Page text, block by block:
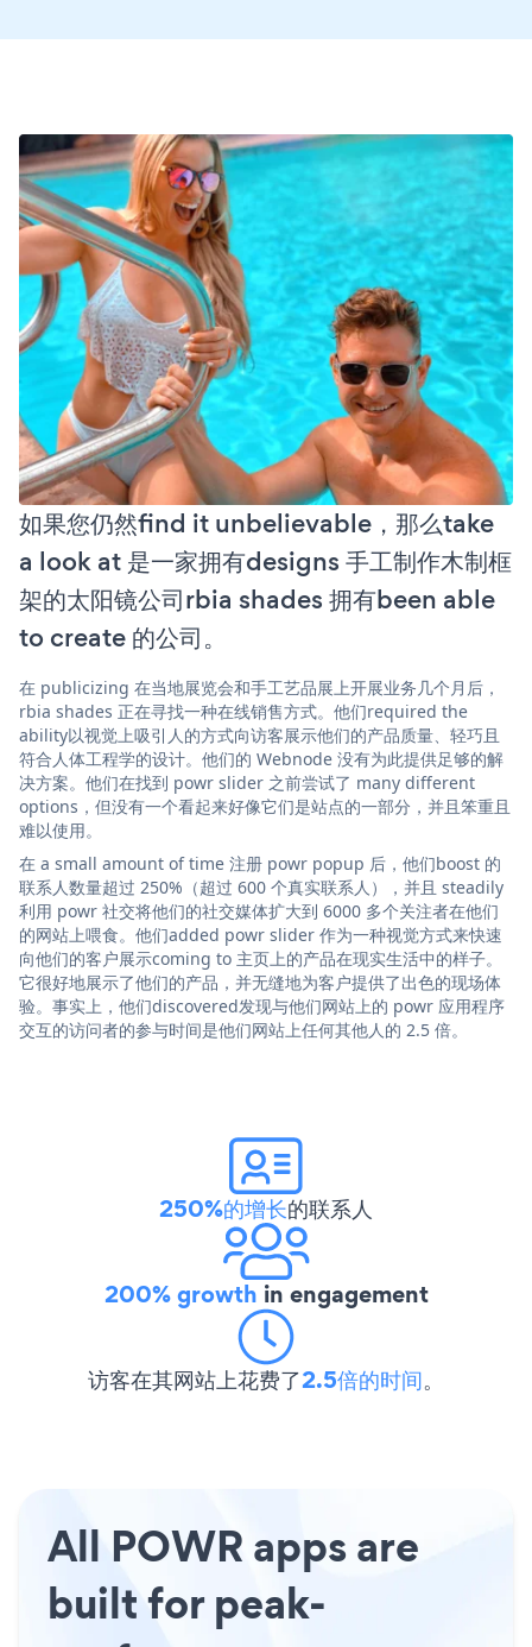
如果您仍然find it unbelievable，那么take
a look at 是一家拥有designs 手工制作木制框
架的太阳镜公司rbia shades 拥有been able
to create 的公司。
在 publicizing 在当地展览会和手工艺品展上开展业务几个月后，
rbia shades 正在寻找一种在线销售方式。他们required the
ability以视觉上吸引人的方式向访客展示他们的产品质量、轻巧且
符合人体工程学的设计。他们的 Webnode 没有为此提供足够的解
决方案。他们在找到 powr slider 之前尝试了 many different
options，但没有一个看起来好像它们是站点的一部分，并且笨重且
难以使用。
在 a small amount of time 注册 powr popup 后，他们boost 的
联系人数量超过 250%（超过 600 个真实联系人），并且 steadily
利用 powr 社交将他们的社交媒体扩大到 6000 多个关注者在他们
的网站上喂食。他们added powr slider 作为一种视觉方式来快速
向他们的客户展示coming to 主页上的产品在现实生活中的样子。
它很好地展示了他们的产品，并无缝地为客户提供了出色的现场体
验。事实上，他们discovered发现与他们网站上的 powr 应用程序
交互的访问者的参与时间是他们网站上任何其他人的 2.5 倍。
250%的增长的联系人
200% growth in engagement
访客在其网站上花费了2.5倍的时间。
All POWR apps are
built for peak-